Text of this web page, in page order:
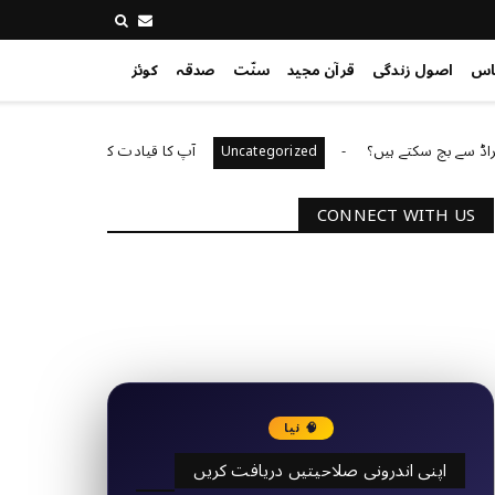
اصول زندگی قرآن مجید سنّت صدقہ کوئز
سکتے ہیں؟ Uncategorized آپ کا قیادت کا انداز کیا ہے؟
CONNECT WITH US
🧠 نیا
اپنی اندرونی صلاحیتیں دریافت کریں